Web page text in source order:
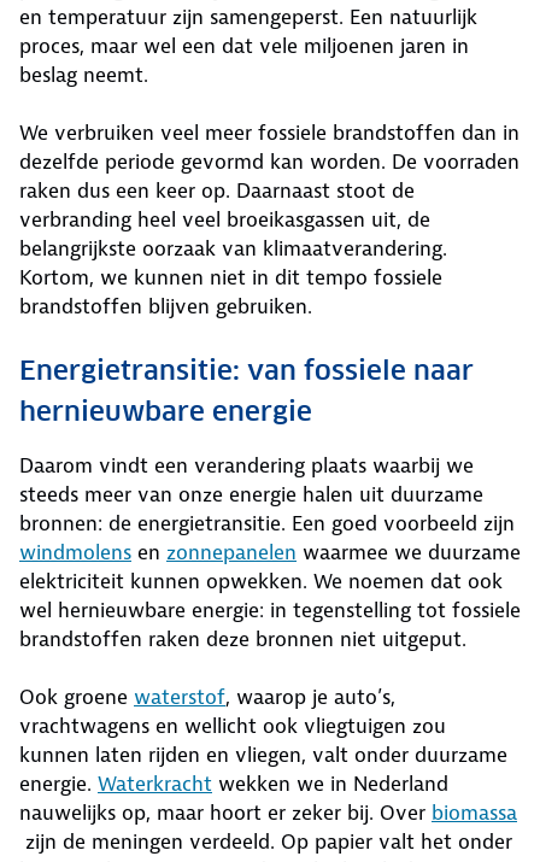
en temperatuur zijn samengeperst. Een natuurlijk
proces, maar wel een dat vele miljoenen jaren in
beslag neemt.
We verbruiken veel meer fossiele brandstoffen dan in
dezelfde periode gevormd kan worden. De voorraden
raken dus een keer op. Daarnaast stoot de
verbranding heel veel broeikasgassen uit, de
belangrijkste oorzaak van klimaatverandering.
Kortom, we kunnen niet in dit tempo fossiele
brandstoffen blijven gebruiken.
Energietransitie: van fossiele naar
hernieuwbare energie
Daarom vindt een verandering plaats waarbij we
steeds meer van onze energie halen uit duurzame
bronnen: de energietransitie. Een goed voorbeeld zijn
windmolens en zonnepanelen waarmee we duurzame
elektriciteit kunnen opwekken. We noemen dat ook
wel hernieuwbare energie: in tegenstelling tot fossiele
brandstoffen raken deze bronnen niet uitgeput.
Ook groene waterstof, waarop je auto’s,
vrachtwagens en wellicht ook vliegtuigen zou
kunnen laten rijden en vliegen, valt onder duurzame
energie. Waterkracht wekken we in Nederland
nauwelijks op, maar hoort er zeker bij. Over biomassa
zijn de meningen verdeeld. Op papier valt het onder